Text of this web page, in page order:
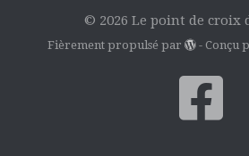
© 2026 Le point de croix
Fièrement propulsé par - Conçu